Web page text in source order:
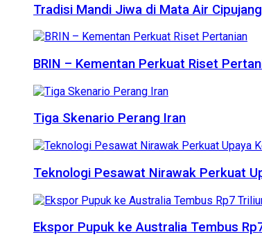
Tradisi Mandi Jiwa di Mata Air
BRIN – Kementan Perkuat Riset
Tiga Skenario Perang Iran
Teknologi Pesawat Nirawak Perkuat
Ekspor Pupuk ke Australia Tembus